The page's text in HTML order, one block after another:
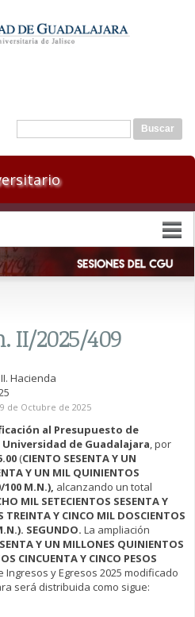
Formulario de búsqueda
Buscar
II/2025/409
II. Hacienda
de Octubre de 2025
al Presupuesto de
Universidad de Guadalajara, por
(CIENTO SESENTA Y UN
Y UN MIL QUINIENTOS
100 M.N.), alcanzando un total
MIL SETECIENTOS SESENTA Y
Y CINCO MIL DOSCIENTOS
SEGUNDO. La ampliación
Y UN MILLONES QUINIENTOS
CINCUENTA Y CINCO PESOS
Ingresos y Egresos 2025 modificado
será distribuida como sigue: